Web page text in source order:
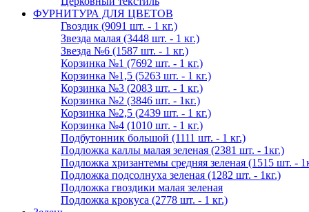
ФУРНИТУРА ДЛЯ ЦВЕТОВ
Гвоздик (9091 шт. - 1 кг.)
Звезда малая (3448 шт. - 1 кг.)
Звезда №6 (1587 шт. - 1 кг.)
Корзинка №1 (7692 шт. - 1 кг.)
Корзинка №1,5 (5263 шт. - 1 кг.)
Корзинка №3 (2083 шт. - 1 кг.)
Корзинка №2 (3846 шт. - 1кг.)
Корзинка №2,5 (2439 шт. - 1 кг.)
Корзинка №4 (1010 шт. - 1 кг.)
Подбутонник большой (1111 шт. - 1 кг.)
Подложка каллы малая зеленая (2381 шт. - 1кг.)
Подложка хризантемы средняя зеленая (1515 шт. -
Подложка подсолнуха зеленая (1282 шт. - 1кг.)
Подложка гвоздики малая зеленая
Подложка крокуса (2778 шт. - 1 кг.)